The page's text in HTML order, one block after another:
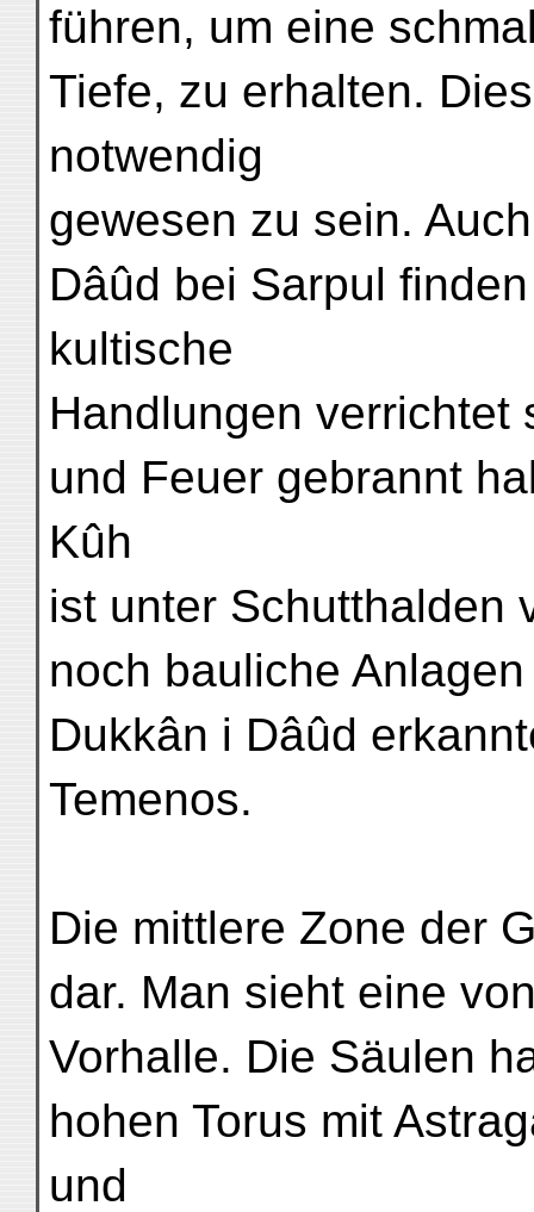
führen, um eine
Tiefe, zu erhalten.
notwendig
gewesen zu sein.
Dâûd bei Sarpul
kultische
Handlungen verrichtet
und Feuer gebrannt
Kûh
ist unter Schutthalden
noch bauliche
Dukkân i Dâûd
Temenos.
Die mittlere Zone der
dar. Man sieht eine
Vorhalle. Die Säulen
hohen Torus mit
und